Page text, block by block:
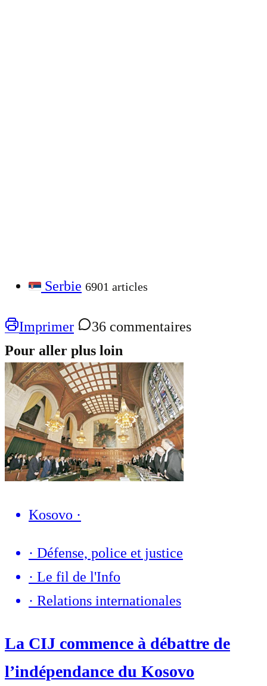
Serbie 6901 articles
Imprimer
36 commentaires
Pour aller plus loin
Kosovo ·
· Défense, police et justice
· Le fil de l'Info
· Relations internationales
La CIJ commence à débattre de
l’indépendance du Kosovo